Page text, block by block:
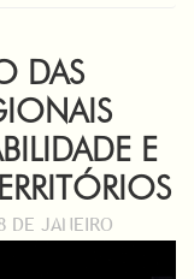
DAS
E
DE JANEIRO